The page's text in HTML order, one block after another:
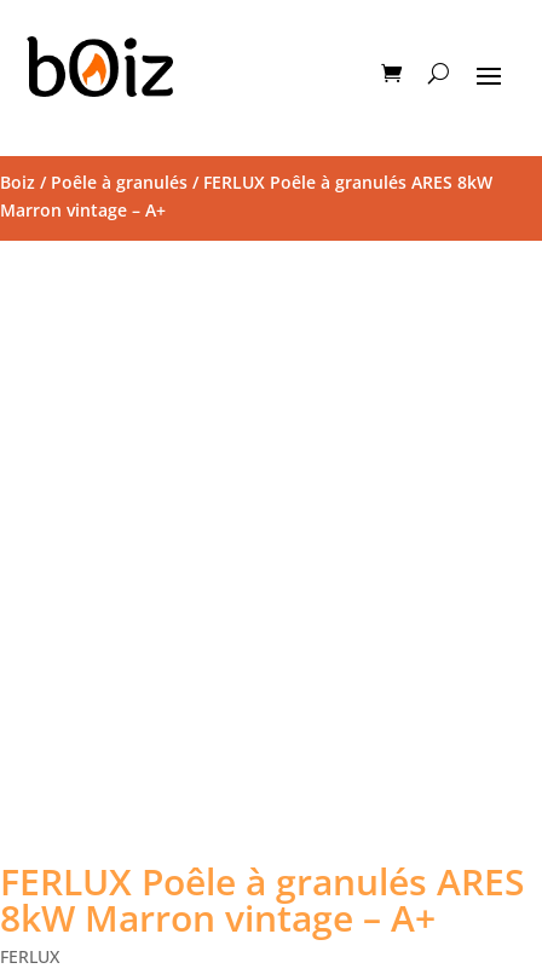
Boiz / Poêle à granulés / FERLUX Poêle à granulés ARES 8kW
Marron vintage – A+
FERLUX Poêle à granulés ARES
8kW Marron vintage – A+
FERLUX